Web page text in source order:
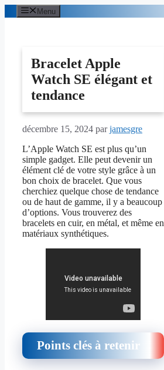
Aller
au
Menu
Bracelet Apple
Watch SE élégant et
tendance
décembre 15, 2024 parjamesgre
L’Apple Watch SE est plus qu’un
simple gadget. Elle peut devenir un
élément clé de votre style grâce à un
bon choix de bracelet. Que vous
cherchiez quelque chose de tendance
ou de haut de gamme, il y a beaucoup
d’options. Vous trouverez des
bracelets en cuir, en métal, et même en
matériaux synthétiques.
Points clés à retenir